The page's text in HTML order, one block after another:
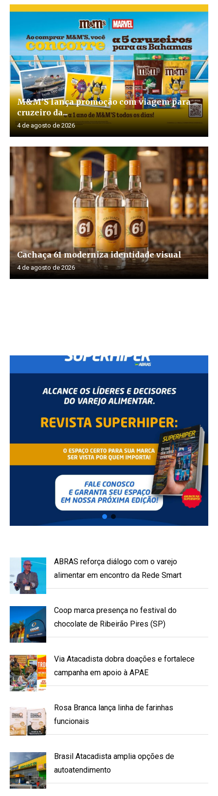
M&M’S lança promoção com viagem para
cruzeiro da...
4 de agosto de 2026
Cachaça 61 moderniza identidade visual
4 de agosto de 2026
ABRAS reforça diálogo com o varejo
alimentar em encontro da Rede Smart
Coop marca presença no festival do
chocolate de Ribeirão Pires (SP)
Via Atacadista dobra doações e fortalece
campanha em apoio à APAE
Rosa Branca lança linha de farinhas
funcionais
Brasil Atacadista amplia opções de
autoatendimento